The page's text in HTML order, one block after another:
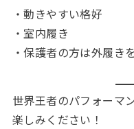
・動きやすい格好
・室内履き
・保護者の方は外履き
世界王者のパフォーマ
楽しみください！